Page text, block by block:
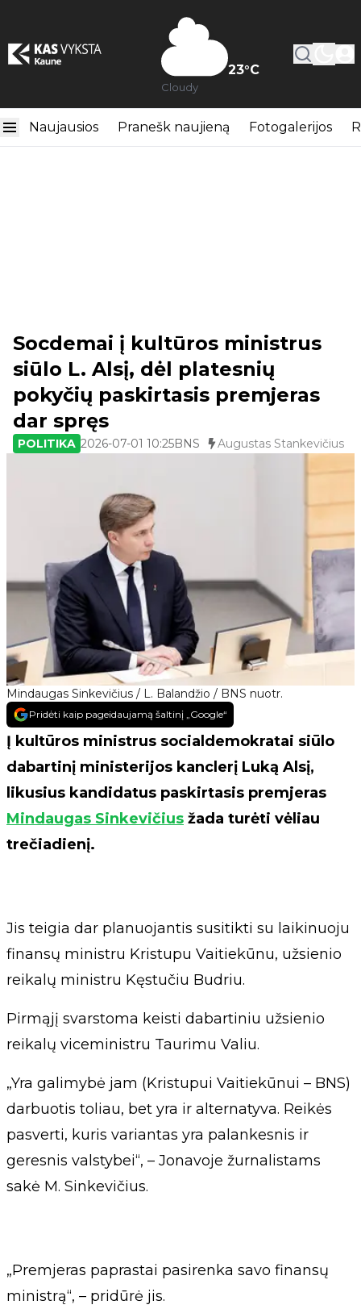
23°C
Cloudy
Naujausios Pranešk naujieną Fotogalerijos
Mindaugas Sinkevičius / L. Balandžio / BNS nuotr.
Socdemai į kultūros ministrus
siūlo L. Alsį, dėl platesnių
pokyčių paskirtasis premjeras
dar spręs
POLITIKA 2026-07-01 10:25BNS Augustas Stankevičius
Pridėti kaip pageidaujamą šaltinį „Google“
Į kultūros ministrus socialdemokratai siūlo
dabartinį ministerijos kanclerį Luką Alsį,
likusius kandidatus paskirtasis premjeras
Mindaugas Sinkevičius žada turėti vėliau
trečiadienį.
Jis teigia dar planuojantis susitikti su laikinuoju
finansų ministru Kristupu Vaitiekūnu, užsienio
reikalų ministru Kęstučiu Budriu.
Pirmąjį svarstoma keisti dabartiniu užsienio
reikalų viceministru Taurimu Valiu.
„Yra galimybė jam (Kristupui Vaitiekūnui – BNS)
darbuotis toliau, bet yra ir alternatyva. Reikės
pasverti, kuris variantas yra palankesnis ir
geresnis valstybei“, – Jonavoje žurnalistams
sakė M. Sinkevičius.
„Premjeras paprastai pasirenka savo finansų
ministrą“, – pridūrė jis.